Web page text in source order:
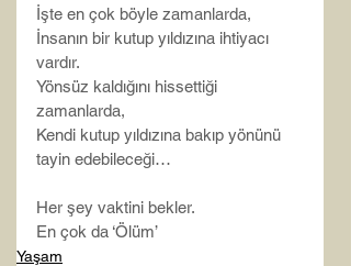
İşte en çok böyle zamanlarda,
İnsanın bir kutup yıldızına ihtiyacı
vardır.
Yönsüz kaldığını hissettiği
zamanlarda,
Kendi kutup yıldızına bakıp yönünü
tayin edebileceği…
Her şey vaktini bekler.
En çok da ‘Ölüm’
Yaşam